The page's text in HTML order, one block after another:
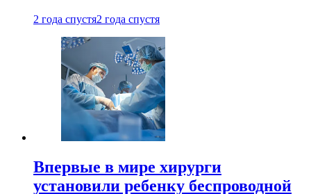
2 года спустя2 года спустя
Впервые в мире хирурги
установили ребенку беспроводной